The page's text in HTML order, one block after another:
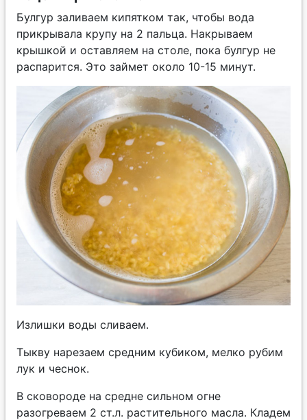
Булгур заливаем кипятком так, чтобы вода
прикрывала крупу на 2 пальца. Накрываем
крышкой и оставляем на столе, пока булгур не
распарится. Это займет около 10-15 минут.
Излишки воды сливаем.
Тыкву нарезаем средним кубиком, мелко рубим
лук и чеснок.
В сковороде на средне сильном огне
разогреваем 2 ст.л. растительного масла. Кладем